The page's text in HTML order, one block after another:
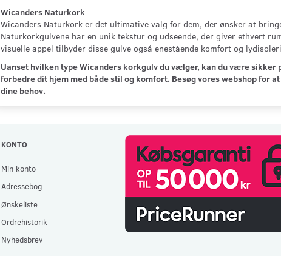
Wicanders Naturkork
Wicanders Naturkork er det ultimative valg for dem, der ønsker at
Naturkorkgulvene har en unik tekstur og udseende, der giver ethvert
visuelle appel tilbyder disse gulve også enestående komfort og
Uanset hvilken type Wicanders korkgulv du vælger, kan du være
forbedre dit hjem med både stil og komfort. Besøg vores webshop for
dine behov.
KONTO
Min konto
Adressebog
Ønskeliste
Ordrehistorik
Nyhedsbrev